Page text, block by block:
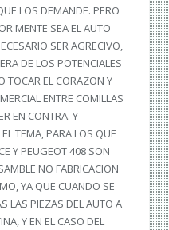
LOS DEMANDE. PERO
MENTE SEA EL AUTO
SER AGRECIVO,
DE LOS POTENCIALES
TOCAR EL CORAZON Y
ENTRE COMILLAS
EN CONTRA. Y
TEMA, PARA LOS QUE
Y PEUGEOT 408 SON
NO FABRICACION
YA QUE CUANDO SE
LAS PIEZAS DEL AUTO A
Y EN EL CASO DEL